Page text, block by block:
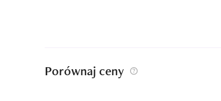
Porównaj ceny